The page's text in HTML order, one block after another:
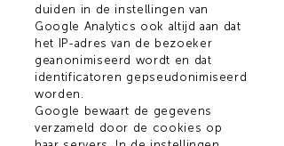
duiden in de instellingen van
Google Analytics ook altijd aan dat
het IP-adres van de bezoeker
geanonimiseerd wordt en dat
identificatoren gepseudonimiseerd
worden.
Google bewaart de gegevens
verzameld door de cookies op